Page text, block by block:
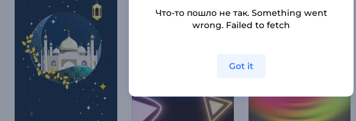
Что-то пошло не так. Something went
wrong. Failed to fetch
Got it